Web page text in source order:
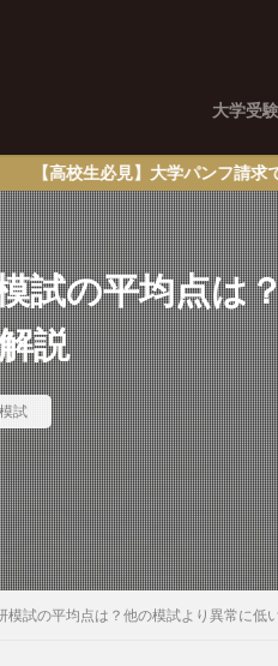
大学受験
】大学パンフ請求で必ず1,000円も
試の平均点は
説
試
模試の平均点は？他の模試より異常に低